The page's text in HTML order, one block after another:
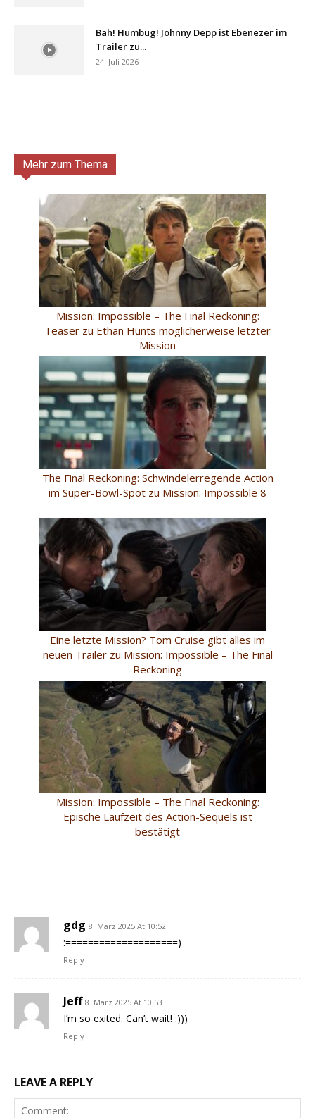
Bah! Humbug! Johnny Depp ist Ebenezer im
Trailer zu...
24. Juli 2026
Mehr zum Thema
Mission: Impossible – The Final Reckoning:
Teaser zu Ethan Hunts möglicherweise letzter
Mission
The Final Reckoning: Schwindelerregende Action
im Super-Bowl-Spot zu Mission: Impossible 8
Eine letzte Mission? Tom Cruise gibt alles im
neuen Trailer zu Mission: Impossible – The Final
Reckoning
Mission: Impossible – The Final Reckoning:
Epische Laufzeit des Action-Sequels ist
bestätigt
gdg 8. März 2025 At 10:52
:====================)
Reply
Jeff 8. März 2025 At 10:53
I’m so exited. Can’t wait! :)))
Reply
LEAVE A REPLY